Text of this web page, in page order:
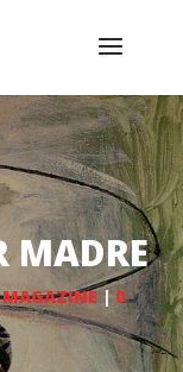
MADRE
MAGAZINE|0